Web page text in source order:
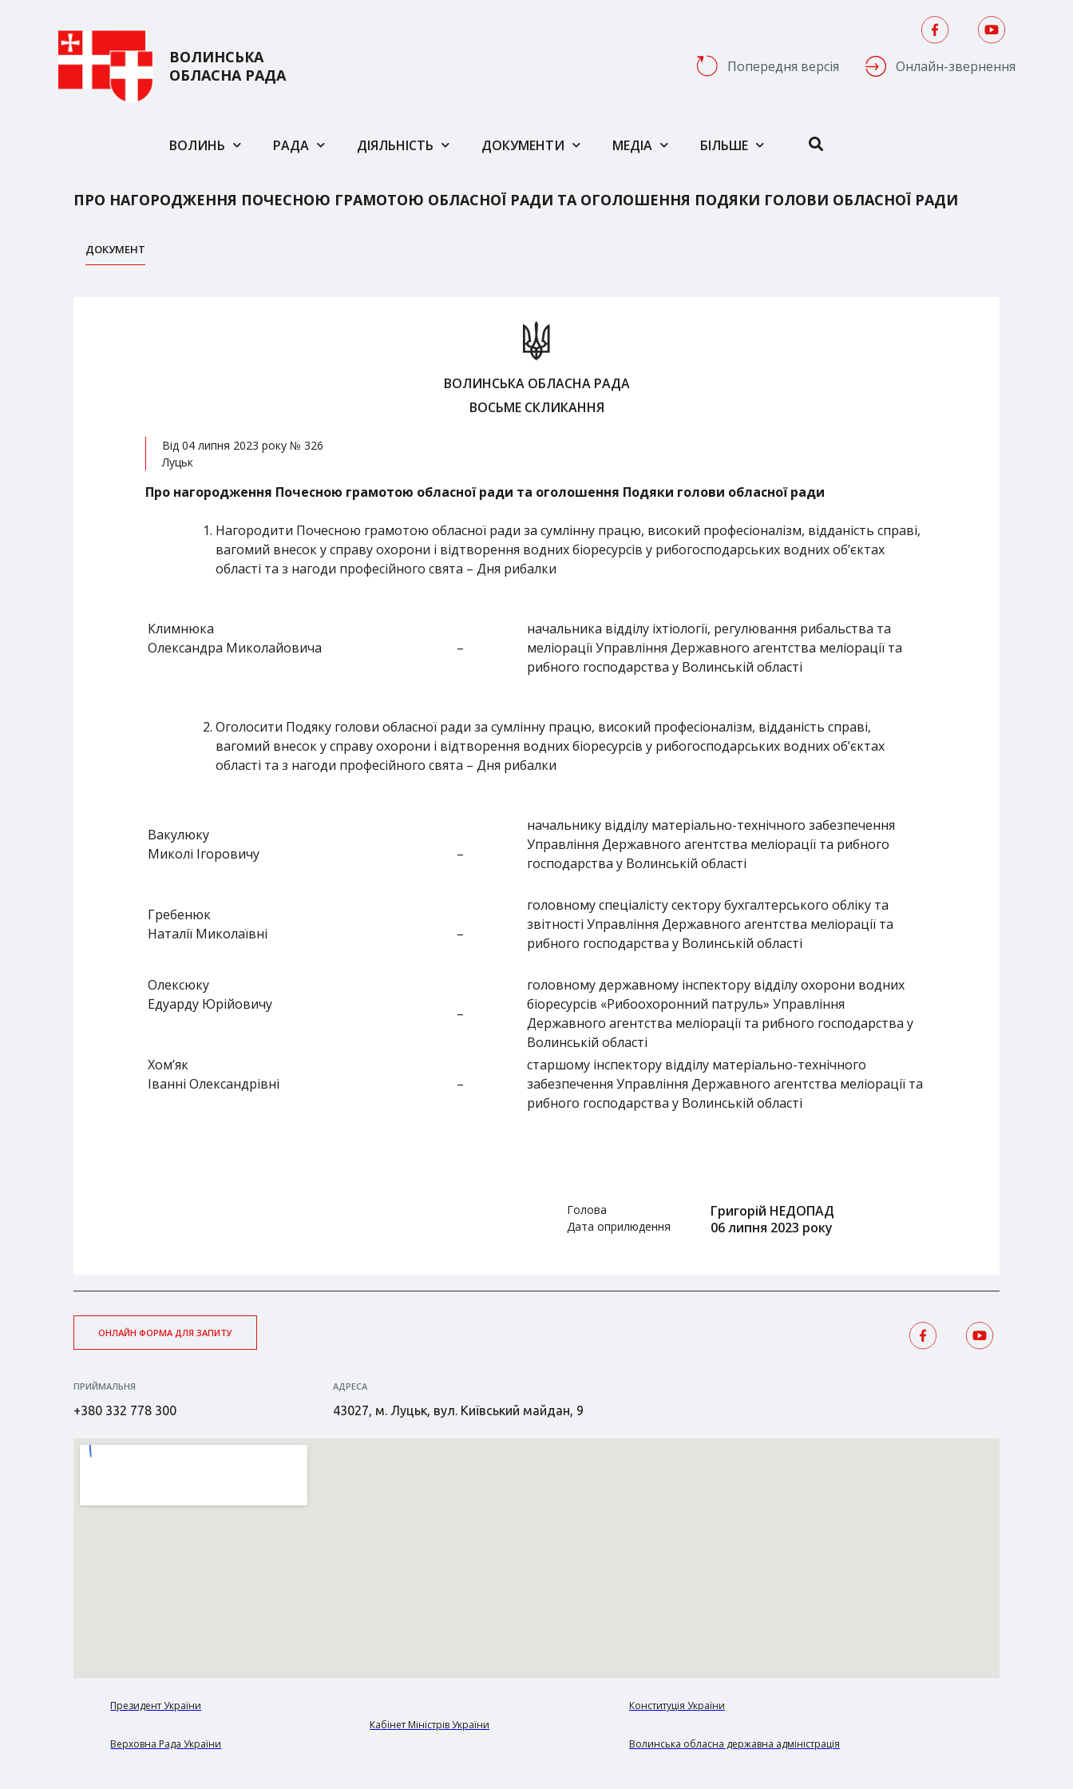
ВОЛИНСЬКА
ОБЛАСНА РАДА
Попередня версія Онлайн-звернення
ВОЛИНЬ РАДА ДІЯЛЬНІСТЬ ДОКУМЕНТИ МЕДІА БІЛЬШЕ
ПРО НАГОРОДЖЕННЯ ПОЧЕСНОЮ ГРАМОТОЮ ОБЛАСНОЇ РАДИ ТА ОГОЛОШЕННЯ ПОДЯКИ ГОЛОВИ ОБЛАСНОЇ РАДИ
ДОКУМЕНТ
ВОЛИНСЬКА ОБЛАСНА РАДА
ВОСЬМЕ СКЛИКАННЯ
Від 04 липня 2023 року № 326
Луцьк
Про нагородження Почесною грамотою обласної ради та оголошення Подяки голови обласної ради
Нагородити Почесною грамотою обласної ради за сумлінну працю, високий професіоналізм, відданість справі,
вагомий внесок у справу охорони і відтворення водних біоресурсів у рибогосподарських водних об’єктах
області та з нагоди професійного свята – Дня рибалки
Климнюка
Олександра Миколайовича
–
начальника відділу іхтіології, регулювання рибальства та
меліорації Управління Державного агентства меліорації та
рибного господарства у Волинській області
Оголосити Подяку голови обласної ради за сумлінну працю, високий професіоналізм, відданість справі,
вагомий внесок у справу охорони і відтворення водних біоресурсів у рибогосподарських водних об’єктах
області та з нагоди професійного свята – Дня рибалки
Вакулюку
Миколі Ігоровичу
–
начальнику відділу матеріально-технічного забезпечення
Управління Державного агентства меліорації та рибного
господарства у Волинській області
Гребенюк
Наталії Миколаївні
–
головному спеціалісту сектору бухгалтерського обліку та
звітності Управління Державного агентства меліорації та
рибного господарства у Волинській області
Олексюку
Едуарду Юрійовичу
–
головному державному інспектору відділу охорони водних
біоресурсів «Рибоохоронний патруль» Управління
Державного агентства меліорації та рибного господарства у
Волинській області
Хом’як
Іванні Олександрівні
–
старшому інспектору відділу матеріально-технічного
забезпечення Управління Державного агентства меліорації та
рибного господарства у Волинській області
Голова Григорій НЕДОПАД
Дата оприлюдення 06 липня 2023 року
ОНЛАЙН ФОРМА ДЛЯ ЗАПИТУ
ПРИЙМАЛЬНЯ
+380 332 778 300
АДРЕСА
43027, м. Луцьк, вул. Київський майдан, 9
Президент України
Верховна Рада України
Кабінет Міністрів України
Конституція України
Волинська обласна державна адміністрація